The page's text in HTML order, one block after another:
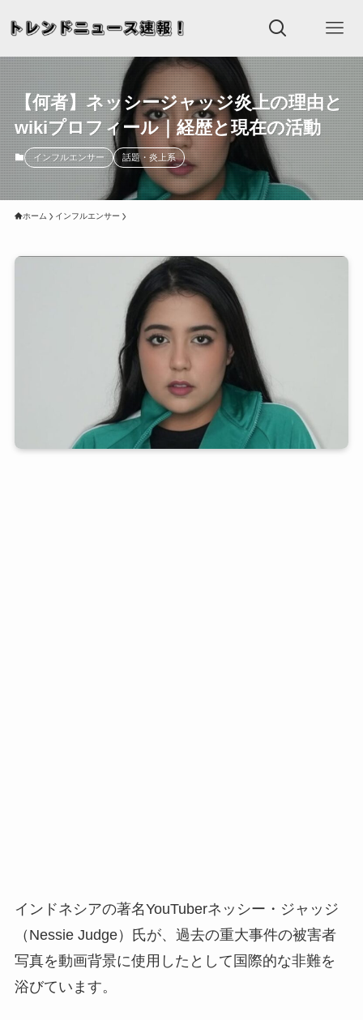
【何者】ネッシージャッジ炎上の理由と
wikiプロフィール｜経歴と現在の活動
インフルエンサー 話題・炎上系
ホーム インフルエンサー
インドネシアの著名YouTuberネッシー・ジャッジ
（Nessie Judge）氏が、過去の重大事件の被害者
写真を動画背景に使用したとして国際的な非難を
浴びています。